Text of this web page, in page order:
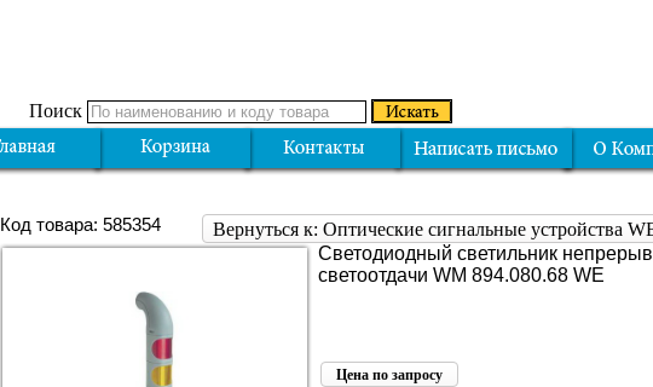
Поиск
Вернуться к: Оптические сигнальные устройства
Код товара: 585354
Светодиодный светильник
светоотдачи WM 894.080.68 WE
Цена по запросу